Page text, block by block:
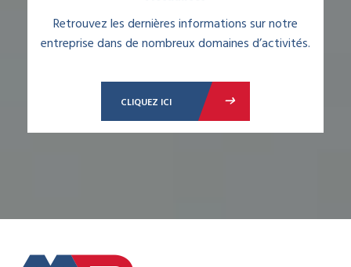
Retrouvez les dernières informations sur notre
entreprise dans de nombreux domaines d’activités.
CLIQUEZ ICI